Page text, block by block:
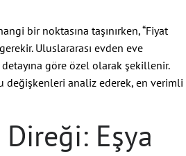
bir noktasına taşınırken, “Fiyat
Uluslararası evden eve
göre özel olarak şekillenir.
değişkenleri analiz ederek, en verimli
Eşya